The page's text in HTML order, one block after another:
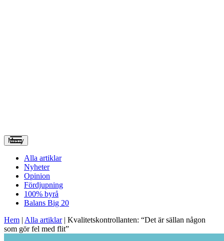
Meny
Alla artiklar
Nyheter
Opinion
Fördjupning
100% byrå
Balans Big 20
Hem | Alla artiklar| Kvalitetskontrollanten: “Det är sällan någon
som gör fel med flit”